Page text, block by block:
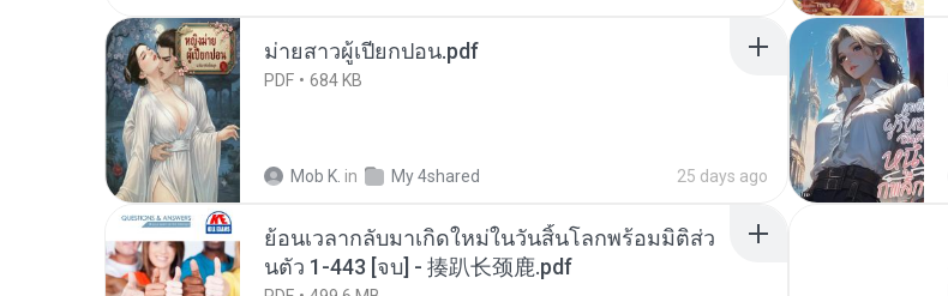
ม่ายสาวผู้เปียกปอน.pdf
PDF 684 KB
Mob K. in My 4shared 25 days ago
ย้อนเวลากลับมาเกิดใหม่ในวันสิ้นโลกพร้อมมิติส่ว
นตัว 1-443 [จบ] - 揍趴长颈鹿.pdf